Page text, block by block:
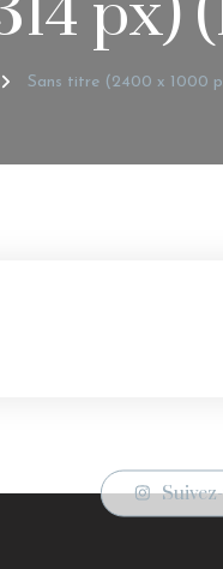
px)
Sans titre (2400 x 1000